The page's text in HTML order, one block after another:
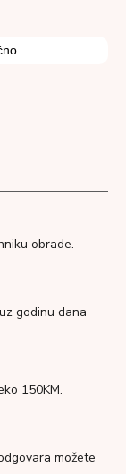
obrade.
godinu dana
150KM.
možete